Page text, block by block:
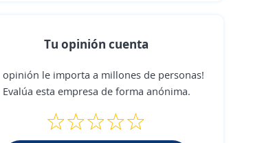
Tu opinión cuenta
opinión le importa a millones de personas!
Evalúa esta empresa de forma anónima.